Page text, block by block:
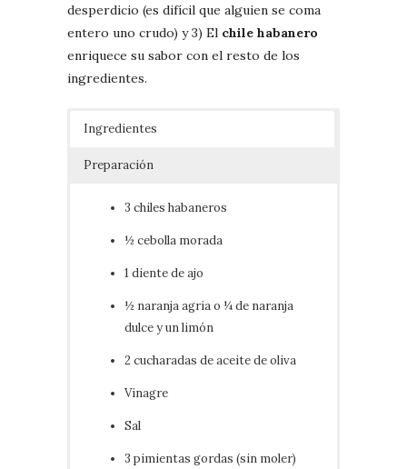
desperdicio (es difícil que alguien se coma
entero uno crudo) y 3) El chile habanero
enriquece su sabor con el resto de los
ingredientes.
Ingredientes
Preparación
3 chiles habaneros
½ cebolla morada
1 diente de ajo
½ naranja agria o ¼ de naranja
dulce y un limón
2 cucharadas de aceite de oliva
Vinagre
Sal
3 pimientas gordas (sin moler)